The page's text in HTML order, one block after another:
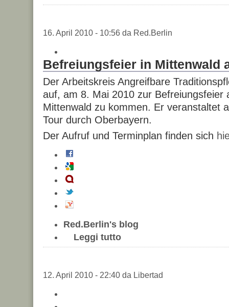
16. April 2010 - 10:56 da Red.Berlin
Befreiungsfeier in Mittenwald
Der Arbeitskreis Angreifbare
auf, am 8. Mai 2010 zur Befreiungsfeier
Mittenwald zu kommen. Er veranstaltet
Tour durch Oberbayern.
Der Aufruf und Terminplan finden sich
Red.Berlin's blog
Leggi tutto
12. April 2010 - 22:40 da Libertad